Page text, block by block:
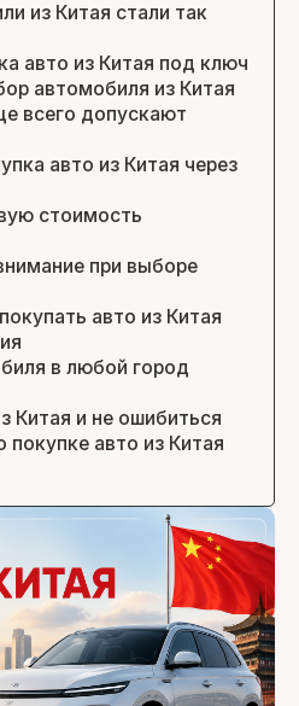
из Китая стали так
авто из Китая под ключ
автомобиля из Китая
всего допускают
авто из Китая через
стоимость
при выборе
авто из Китая
в любой город
Китая и не ошибиться
авто из Китая